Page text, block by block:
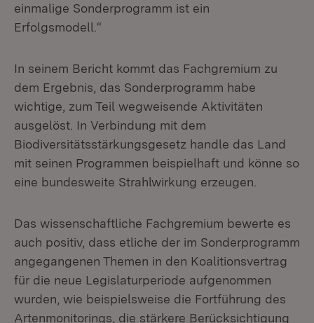
einmalige Sonderprogramm ist ein
Erfolgsmodell.“
In seinem Bericht kommt das Fachgremium zu
dem Ergebnis, das Sonderprogramm habe
wichtige, zum Teil wegweisende Aktivitäten
ausgelöst. In Verbindung mit dem
Biodiversitätsstärkungsgesetz handle das Land
mit seinen Programmen beispielhaft und könne so
eine bundesweite Strahlwirkung erzeugen.
Das wissenschaftliche Fachgremium bewerte es
auch positiv, dass etliche der im Sonderprogramm
angegangenen Themen in den Koalitionsvertrag
für die neue Legislaturperiode aufgenommen
wurden, wie beispielsweise die Fortführung des
Artenmonitorings, die stärkere Berücksichtigung